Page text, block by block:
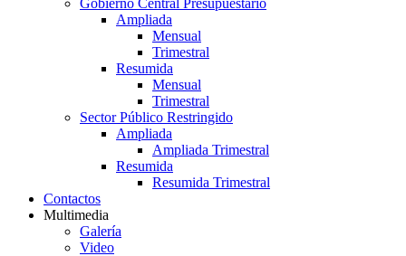
Gobierno Central Presupuestario
Ampliada
Mensual
Trimestral
Resumida
Mensual
Trimestral
Sector Público Restringido
Ampliada
Ampliada Trimestral
Resumida
Resumida Trimestral
Contactos
Multimedia
Galería
Video